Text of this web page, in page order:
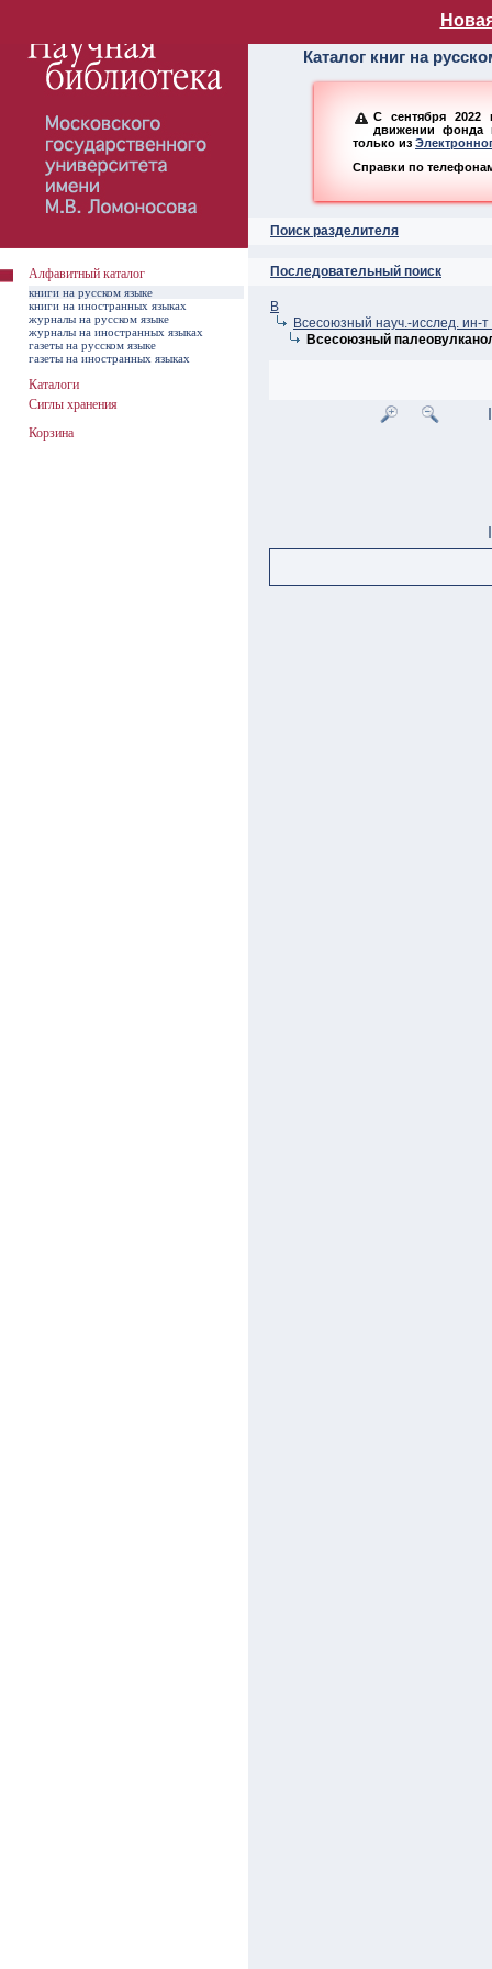
Алфавитный
Каталог книг на
С сентября 2022
движении фонда
только из
Справки по
Поиск разделителя
Последовательный поиск
В
Всесоюзный науч.-исслед.
Всесоюзный
Алфавитный каталог
книги на русском языке
книги на иностранных языках
журналы на русском языке
журналы на иностранных языках
газеты на русском языке
газеты на иностранных языках
Каталоги
Сиглы хранения
Корзина